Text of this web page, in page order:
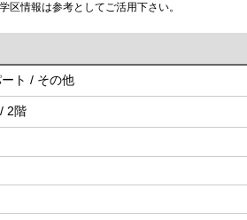
区情報は参考としてご活用下さい。
ト / その他
2階